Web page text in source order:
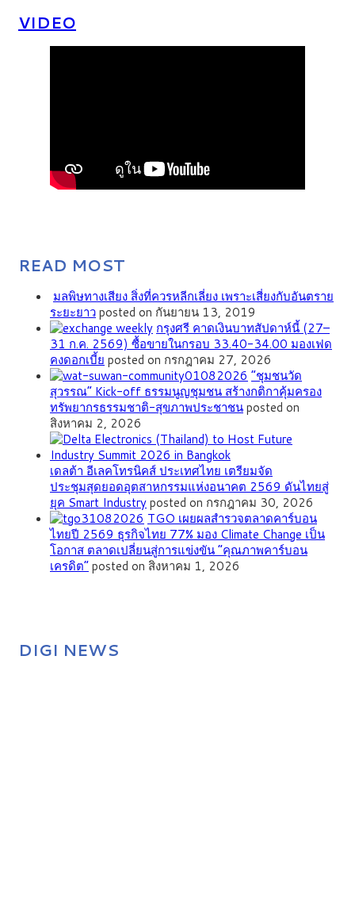
VIDEO
READ MOST
มลพิษทางเสียง สิ่งที่ควรหลีกเลี่ยง เพราะเสี่ยงกับอันตราย
ระยะยาวposted on กันยายน 13, 2019
กรุงศรี คาดเงินบาทสัปดาห์นี้ (27–
31 ก.ค. 2569) ซื้อขายในกรอบ 33.40-34.00 มองเฟด
คงดอกเบี้ย posted on กรกฎาคม 27, 2026
”ชุมชนวัด
สุวรรณ” Kick-off ธรรมนูญชุมชน สร้างกติกาคุ้มครอง
ทรัพยากรธรรมชาติ-สุขภาพประชาชนposted on
สิงหาคม 2, 2026
เดลต้า อีเลคโทรนิคส์ ประเทศไทย เตรียมจัด
ประชุมสุดยอดอุตสาหกรรมแห่งอนาคต 2569 ดันไทยสู่
ยุค Smart Industryposted on กรกฎาคม 30, 2026
TGO เผยผลสำรวจตลาดคาร์บอน
ไทยปี 2569 ธุรกิจไทย 77% มอง Climate Change เป็น
โอกาส ตลาดเปลี่ยนสู่การแข่งขัน “คุณภาพคาร์บอน
เครดิต”posted on สิงหาคม 1, 2026
DIGI NEWS